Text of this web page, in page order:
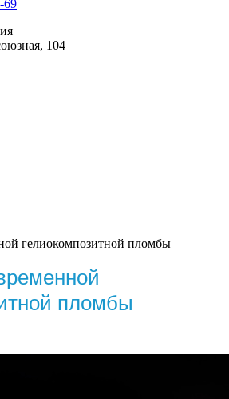
69
104
гелиокомпозитной пломбы
пломбы